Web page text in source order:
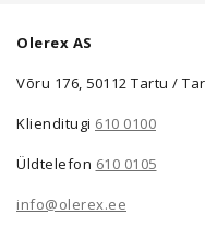
Olerex AS
Võru 176, 50112 Tartu /
Klienditugi 610 0100
Üldtelefon 610 0105
info@olerex.ee